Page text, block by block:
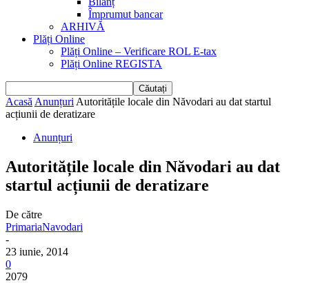
Împrumut bancar
ARHIVĂ
Plăți Online
Plăți Online – Verificare ROL E-tax
Plăți Online REGISTA
Acasă Anunțuri Autoritățile locale din Năvodari au dat startul
acțiunii de deratizare
Anunțuri
Autoritățile locale din Năvodari au dat
startul acțiunii de deratizare
De către
PrimariaNavodari
-
23 iunie, 2014
0
2079